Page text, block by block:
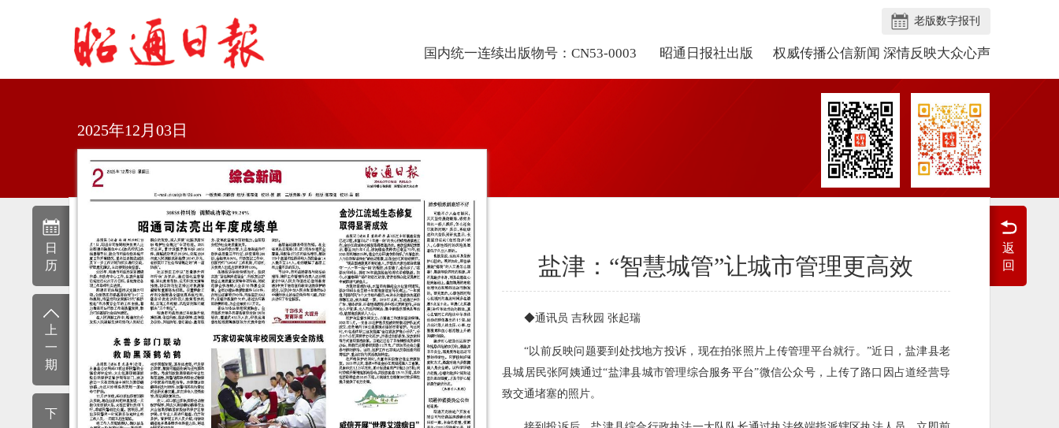
老版数字报刊
国内统一连续出版物号：CN53-0003 昭通日报社出版 权威传播公信新闻 深情反映大众心声
日
历
上
一
期
下
返
回
2025年12月03日
盐津：“智慧城管”让城市管理更高效
◆通讯员 吉秋园 张起瑞
“以前反映问题要到处找地方投诉，现在拍张照片上传管理平台就行。”近日，盐津县老
县城居民张阿姨通过“盐津县城市管理综合服务平台”微信公众号，上传了路口因占道经营导
致交通堵塞的照片。